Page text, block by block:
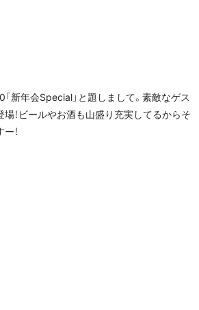
新年会Special」と題しまして。素敵なゲス
！ビールやお酒も山盛り充実してるからそ
！